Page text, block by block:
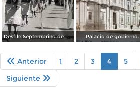
Desfile Septembrino de Morelia Michoacan. Palacio de gobierno.
Anterior 1 2 3 4 5
Siguiente